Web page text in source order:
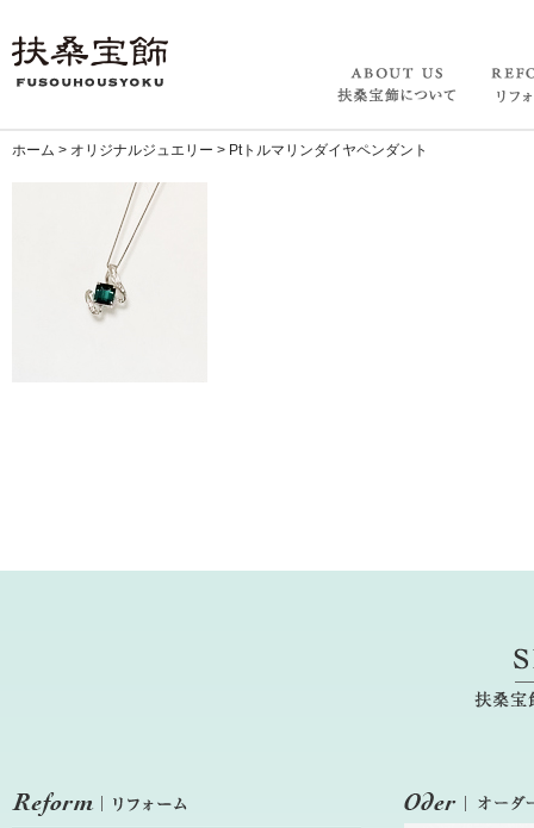
ホーム > オリジナルジュエリー > Ptトルマリンダイヤペンダント